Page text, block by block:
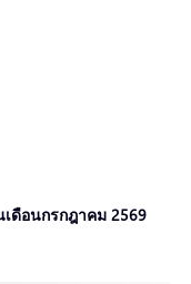
เดือนกรกฎาคม 2569